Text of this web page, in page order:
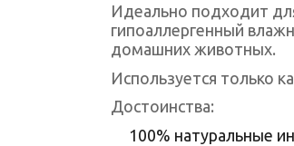
Идеально подходит
гипоаллергенный
домашних животных.
Используется только
Достоинства:
100% натуральные